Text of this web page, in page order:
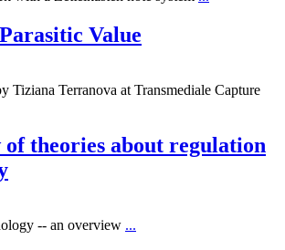
Value
Tiziana Terranova at Transmediale Capture
theories about regulation
-- an overview ...